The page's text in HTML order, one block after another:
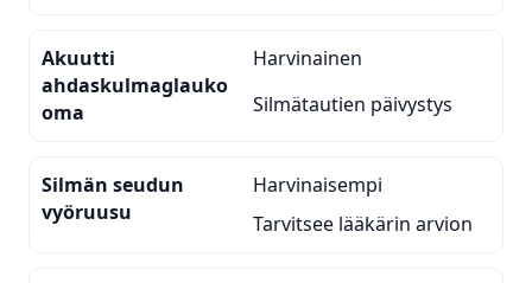
Akuutti
ahdaskulmaglauko
oma
Harvinainen
Silmätautien päivystys
Silmän seudun
vyöruusu
Harvinaisempi
Tarvitsee lääkärin arvion